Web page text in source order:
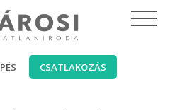
CSATLAKOZÁS